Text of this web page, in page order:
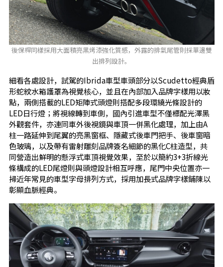
後保桿同樣採用大面積亮黑烤漆強化質感，外露的排氣尾管則採單邊雙
出排列設計。
細看各處設計，試駕的Ibrida車型車頭部分以Scudetto經典盾
形蛇紋水箱護罩為視覺核心，並且在內部加入品牌字樣用以妝
點，兩側搭載的LED矩陣式頭燈則搭配多段環繞光條設計的
LED日行燈；將視線轉到車側，國內引進車型不僅標配光澤黑
外觀套件，亦連同車外後視鏡與車頂一併黑化處理，加上由A
柱一路延伸到尾翼的亮黑窗框、隱藏式後車門把手、後車窗暗
色玻璃，以及帶有雷射雕刻品牌簽名細節的黑化C柱造型，共
同營造出鮮明的懸浮式車頂視覺效果，至於以簡約3+3折線光
條構成的LED尾燈則與頭燈設計相互呼應，尾門中央位置亦一
掃近年常見的車型字母排列方式，採用加長式品牌字樣鋪陳以
彰顯血脈經典。